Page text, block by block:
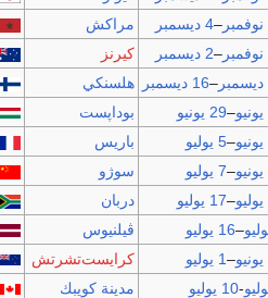
–4 ديسمبر مراكش
–2 ديسمبر كيرنز
–16 ديسمبر هلسنكي
–29 يونيو بوداپست
–5 يوليو باريس
–7 يوليو سوژو
–17 يوليو دربان
–16 يوليو ڤيلنيوس
–1 يوليو كرايست‌تشرتش
-10 يوليو مدينة كويبك